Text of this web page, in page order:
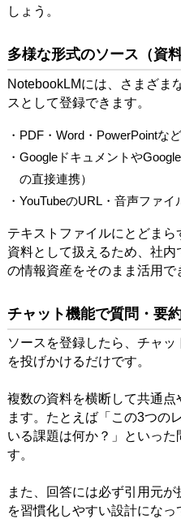
しょう。
多様な形式のソース（資
NotebookLMには、さまざま
スとして登録できます。
・PDF・Word・PowerPointな
・Googleドキュメントや
の直接連携）
・YouTubeのURL・音声ファ
テキストファイルにとどま
資料として扱えるため、社
の情報資産をそのまま活用で
チャット機能で質問・要
ソースを登録したら、チャ
を投げかけるだけです。
複数の資料を横断して共通
ます。たとえば「この3つの
いる課題は何か？」といった
す。
また、回答には必ず引用元
を習慣化しやすい設計になっ